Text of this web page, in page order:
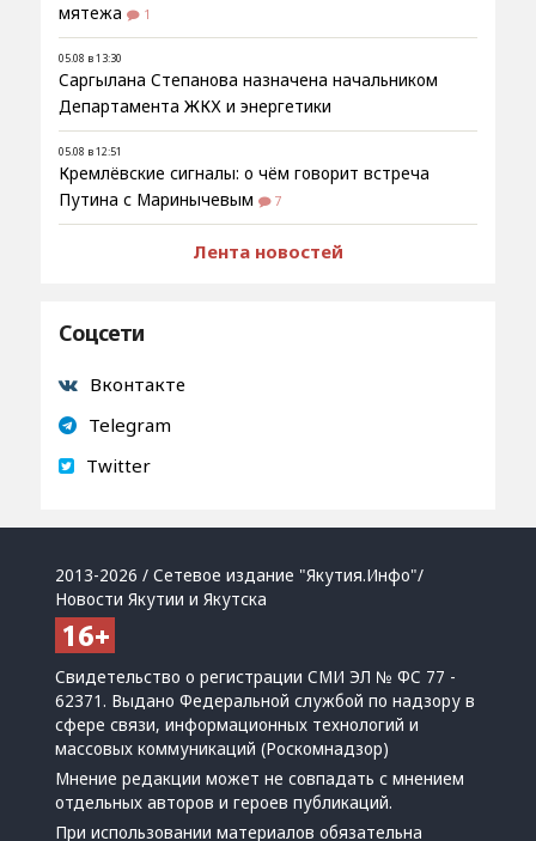
мятежа
1
05.08 в 13:30
Саргылана Степанова назначена начальником
Департамента ЖКХ и энергетики
05.08 в 12:51
Кремлёвские сигналы: о чём говорит встреча
Путина с Маринычевым
7
Лента новостей
Соцсети
Вконтакте
Telegram
Twitter
2013-2026 / Сетевое издание "Якутия.Инфо"/
Новости Якутии и Якутска
Свидетельство о регистрации СМИ ЭЛ № ФС 77 -
62371. Выдано Федеральной службой по надзору в
сфере связи, информационных технологий и
массовых коммуникаций (Роскомнадзор)
Мнение редакции может не совпадать с мнением
отдельных авторов и героев публикаций.
При использовании материалов обязательна